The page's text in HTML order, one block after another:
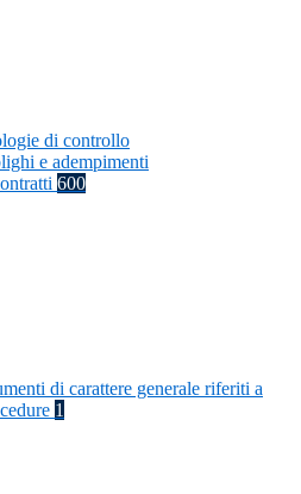
di controllo
e adempimenti
600
di carattere generale riferiti a
1